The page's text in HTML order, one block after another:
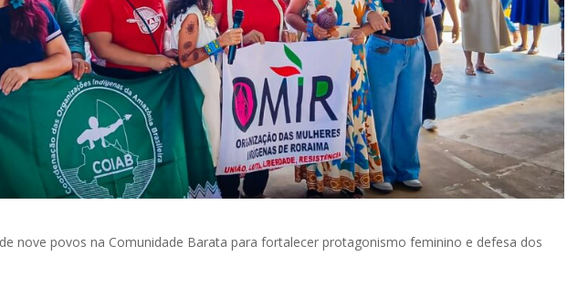
nove povos na Comunidade Barata para fortalecer protagonismo feminino e defesa dos